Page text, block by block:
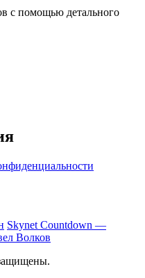
с помощью детального
Skynet Countdown —
Волков